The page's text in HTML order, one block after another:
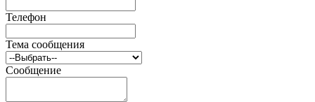
Телефон
Тема сообщения
Сообщение